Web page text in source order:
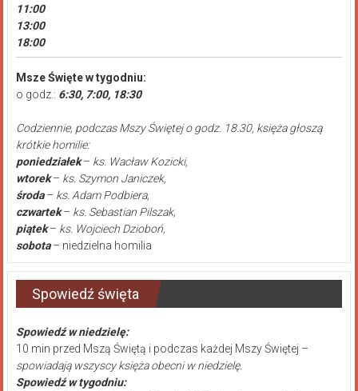
11:00
13:00
18:00
Msze Święte w tygodniu:
o godz.: 6:30, 7:00, 18:30
Codziennie, podczas Mszy Świętej o godz. 18.30, księża głoszą
krótkie homilie:
poniedziałek– ks. Wacław Kozicki,
wtorek– ks. Szymon Janiczek,
środa– ks. Adam Podbiera,
czwartek– ks. Sebastian Pilszak,
piątek– ks. Wojciech Dzioboń,
sobota– niedzielna homilia
Spowiedź święta
Spowiedź w niedzielę:
10 min przed Mszą Świętą i podczas każdej Mszy Świętej –
spowiadają wszyscy księża obecni w niedzielę.
Spowiedź w tygodniu: